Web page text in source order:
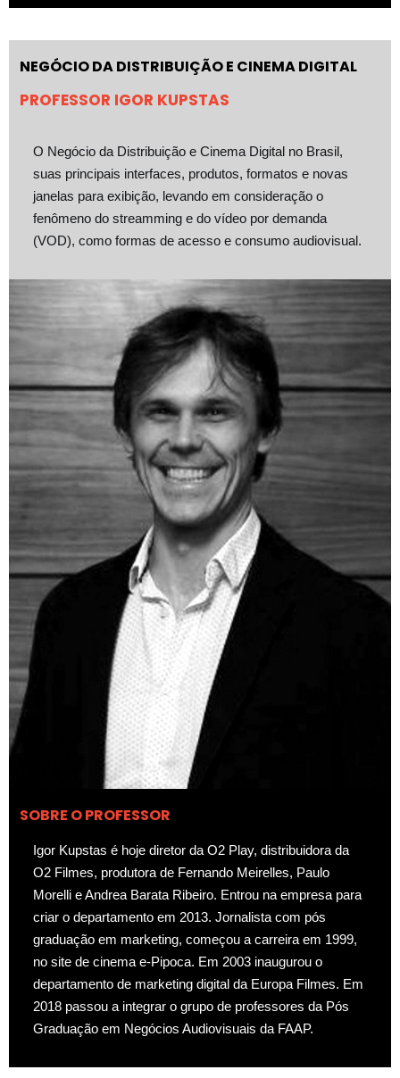
NEGÓCIO DA DISTRIBUIÇÃO E CINEMA DIGITAL
PROFESSOR IGOR KUPSTAS
O Negócio da Distribuição e Cinema Digital no Brasil,
suas principais interfaces, produtos, formatos e novas
janelas para exibição, levando em consideração o
fenômeno do streamming e do vídeo por demanda
(VOD), como formas de acesso e consumo audiovisual.
SOBRE O PROFESSOR
Igor Kupstas é hoje diretor da O2 Play, distribuidora da
O2 Filmes, produtora de Fernando Meirelles, Paulo
Morelli e Andrea Barata Ribeiro. Entrou na empresa para
criar o departamento em 2013. Jornalista com pós
graduação em marketing, começou a carreira em 1999,
no site de cinema e-Pipoca. Em 2003 inaugurou o
departamento de marketing digital da Europa Filmes. Em
2018 passou a integrar o grupo de professores da Pós
Graduação em Negócios Audiovisuais da FAAP.